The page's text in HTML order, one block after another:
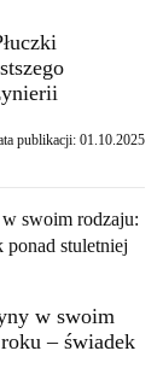
publikacji: 01.10.2025
w swoim
– świadek